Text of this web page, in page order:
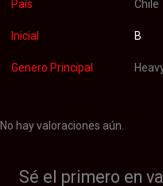
País Chile
Inicial B
Genero Principal
No hay valoraciones aún.
Sé el primero en